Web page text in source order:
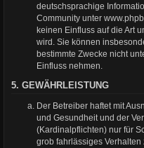
deutschsprachige
Community unter
keinen Einfluss auf die Art
wird. Sie können
bestimmte Zwecke nicht
Einfluss nehmen.
5. GEWÄHRLEISTUNG
Der Betreiber haftet mit
und Gesundheit und der
(Kardinalpflichten) nur für
grob fahrlässiges